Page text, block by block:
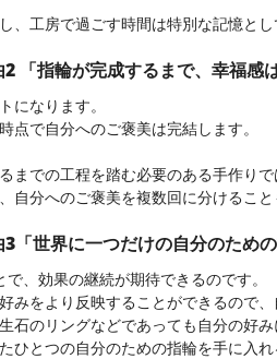
、工房で過ごす時間は特別な記憶とし
「指輪が完成するまで、幸福感
になります。
点で自分へのご褒美は完結します。
までの工程を踏む必要のある手作り
自分へのご褒美を複数回に分けること
「世界に一つだけの自分のため
、効果の継続が期待できるのです。
みをより反映することができるので
石のリングなどであっても自分の好
ひとつの自分のための指輪を手に入れ